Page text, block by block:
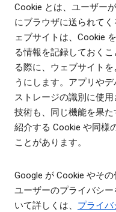
Cookie とは、ユーザー
にブラウザに送られて
ェブサイトは、Cookie
る情報を記録しておく
る際に、ウェブサイト
うにします。アプリや
ストレージの識別に使
技術も、同じ機能を果
紹介する Cookie や同様
ことがあります。
Google が Cookie やそ
ユーザーのプライバシ
いて詳しくは、 プライ